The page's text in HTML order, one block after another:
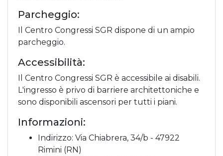
Parcheggio:
Il Centro Congressi SGR dispone di un ampio
parcheggio.
Accessibilità:
Il Centro Congressi SGR è accessibile ai disabili.
L'ingresso è privo di barriere architettoniche e
sono disponibili ascensori per tutti i piani.
Informazioni:
Indirizzo: Via Chiabrera, 34/b - 47922
Rimini (RN)